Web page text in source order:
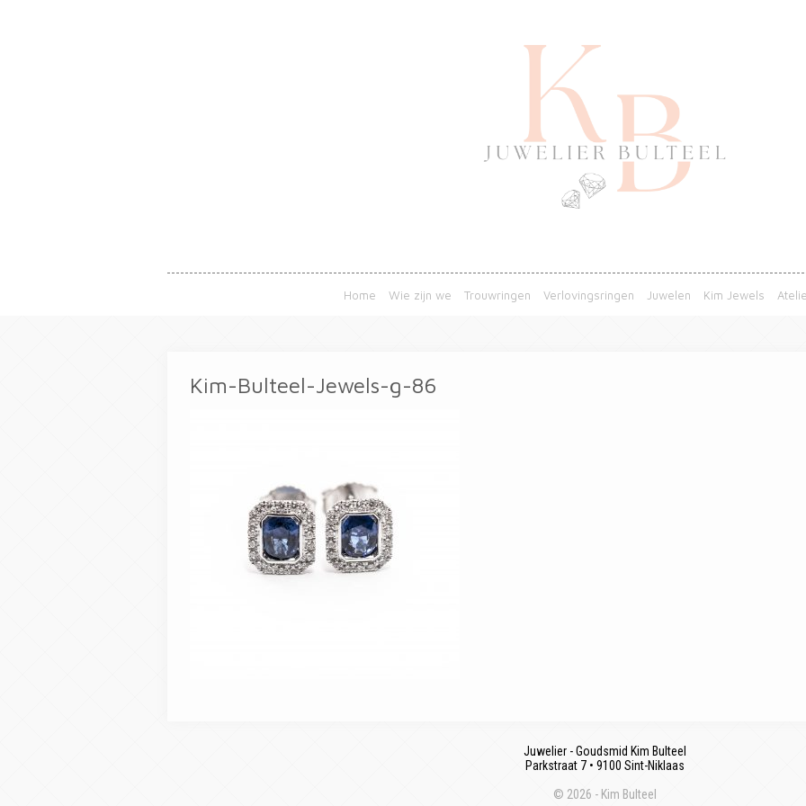
Home Wie zijn we Trouwringen Verlovingsringen Juwelen Kim Jewels
Kim-Bulteel-Jewels-g-86
Juwelier - Goudsmid Kim Bulteel
Parkstraat 7 • 9100 Sint-Niklaas
© 2026 - Kim Bulteel